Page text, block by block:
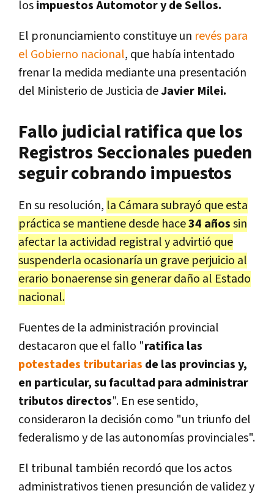
losimpuestos Automotor y de Sellos.
El pronunciamiento constituye un revés para
el Gobierno nacional, que había intentado
frenar la medida mediante una presentación
del Ministerio de Justicia deJavier Milei.
Fallo judicial ratifica que los
Registros Seccionales pueden
seguir cobrando impuestos
En su resolución, la Cámara subrayó que esta
práctica se mantiene desde hace34 añossin
afectar la actividad registral y advirtió que
suspenderla ocasionaría un grave perjuicio al
erario bonaerense sin generar daño al Estado
nacional.
Fuentes de la administración provincial
destacaron que el fallo "ratifica las
potestades tributarias de las provincias y,
en particular, su facultad para administrar
tributos directos". En ese sentido,
consideraron la decisión como "un triunfo del
federalismo y de las autonomías provinciales".
El tribunal también recordó que los actos
administrativos tienen presunción de validez y